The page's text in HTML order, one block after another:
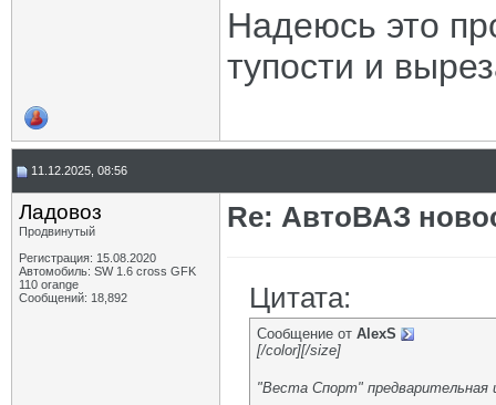
Надеюсь это
тупости и
11.12.2025, 08:56
Ладовоз
Продвинутый
Регистрация: 15.08.2020
Автомобиль: SW 1.6 cross GFK
110 orange
Сообщений: 18,892
Re: АвтоВАЗ
Цитата:
Сообщение от AlexS
[/color][/size]
"Веста Спорт" предварительная